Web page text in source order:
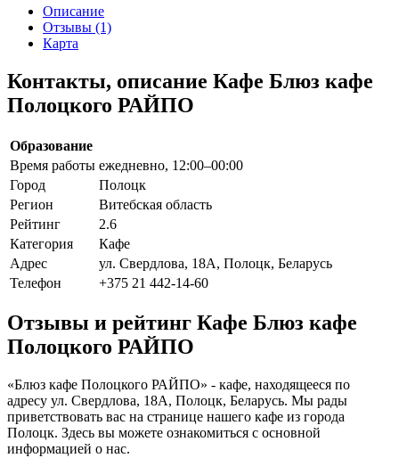
Описание
Отзывы (1)
Карта
Контакты, описание Кафе Блюз кафе
Полоцкого РАЙПО
Образование
Время работы ежедневно, 12:00–00:00
Город
Полоцк
Регион
Витебская область
Рейтинг
2.6
Категория
Кафе
Адрес
ул. Свердлова, 18А, Полоцк, Беларусь
Телефон
+375 21 442-14-60
Отзывы и рейтинг Кафе Блюз кафе
Полоцкого РАЙПО
«Блюз кафе Полоцкого РАЙПО» - кафе, находящееся по
адресу ул. Свердлова, 18А, Полоцк, Беларусь. Мы рады
приветствовать вас на странице нашего кафе из города
Полоцк. Здесь вы можете ознакомиться с основной
информацией о нас.